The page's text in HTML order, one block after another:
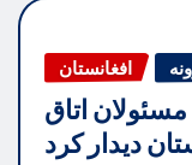
افغانستان
اتاق
دیدار کرد